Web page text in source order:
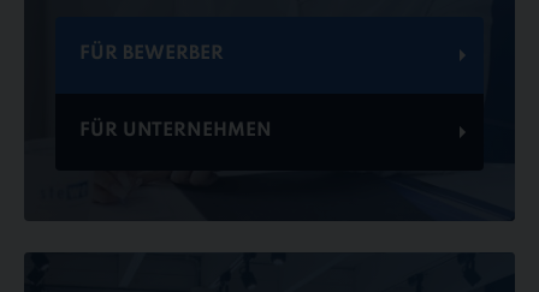
FÜR BEWERBER
FÜR UNTERNEHMEN